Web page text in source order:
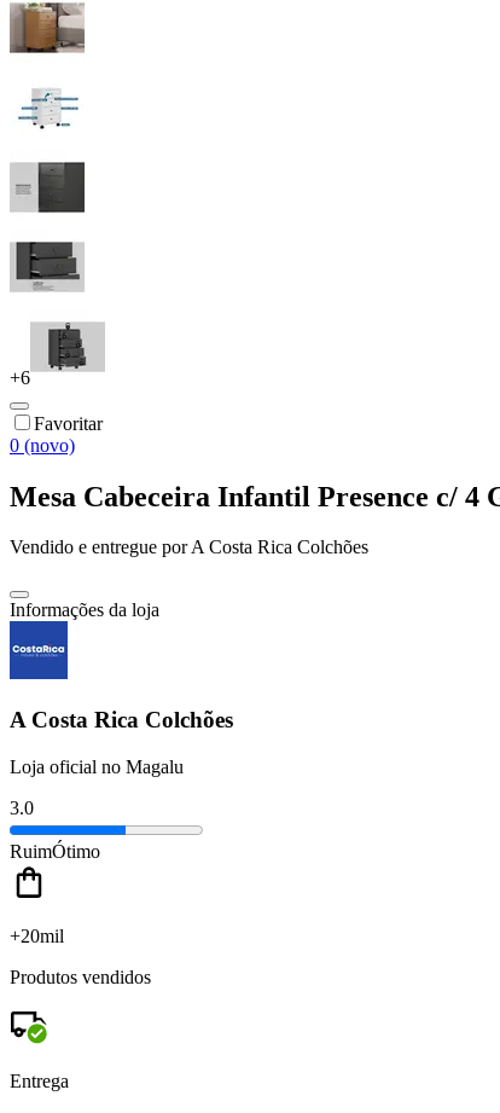
+6
Favoritar
0 (novo)
Mesa Cabeceira Infantil Presence c/ 4
Vendido e entregue porA Costa Rica Colchões
Informações da loja
A Costa Rica Colchões
Loja oficial no Magalu
3.0
RuimÓtimo
+20mil
Produtos vendidos
Entrega